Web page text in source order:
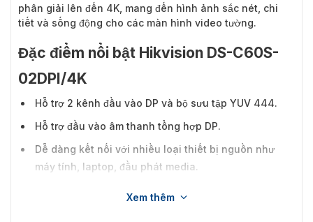
phân giải lên đến 4K, mang đến hình ảnh sắc nét, chi
tiết và sống động cho các màn hình video tường.
Đặc điểm nổi bật Hikvision DS-C60S-
02DPI/4K
Hỗ trợ 2 kênh đầu vào DP và bộ sưu tập YUV 444.
Hỗ trợ đầu vào âm thanh tổng hợp DP.
Dễ dàng kết nối với nhiều loại thiết bị nguồn như
máy tính, laptop, đầu phát media.
Xem thêm